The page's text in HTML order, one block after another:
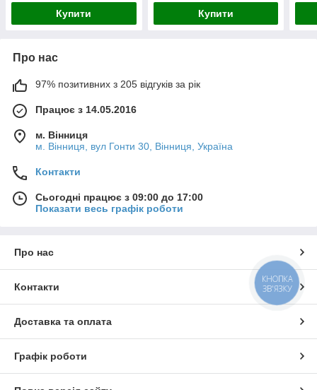
Купити Купити
Про нас
97% позитивних з 205 відгуків за рік
Працює з 14.05.2016
м. Вінниця
м. Вінниця, вул Гонти 30, Вінниця, Україна
Контакти
Сьогодні працює з 09:00 до 17:00
Показати весь графік роботи
Про нас
Контакти
Доставка та оплата
Графік роботи
КНОПКА
ЗВ'ЯЗКУ